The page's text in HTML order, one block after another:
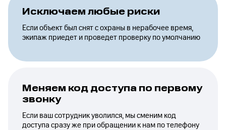
Исключаем любые риски
Если объект был снят с охраны в нерабочее время,
экипаж приедет и проведет проверку по умолчанию
Меняем код доступа по первому
звонку
Если ваш сотрудник уволился, мы сменим код
доступа сразу же при обращении к нам по телефону